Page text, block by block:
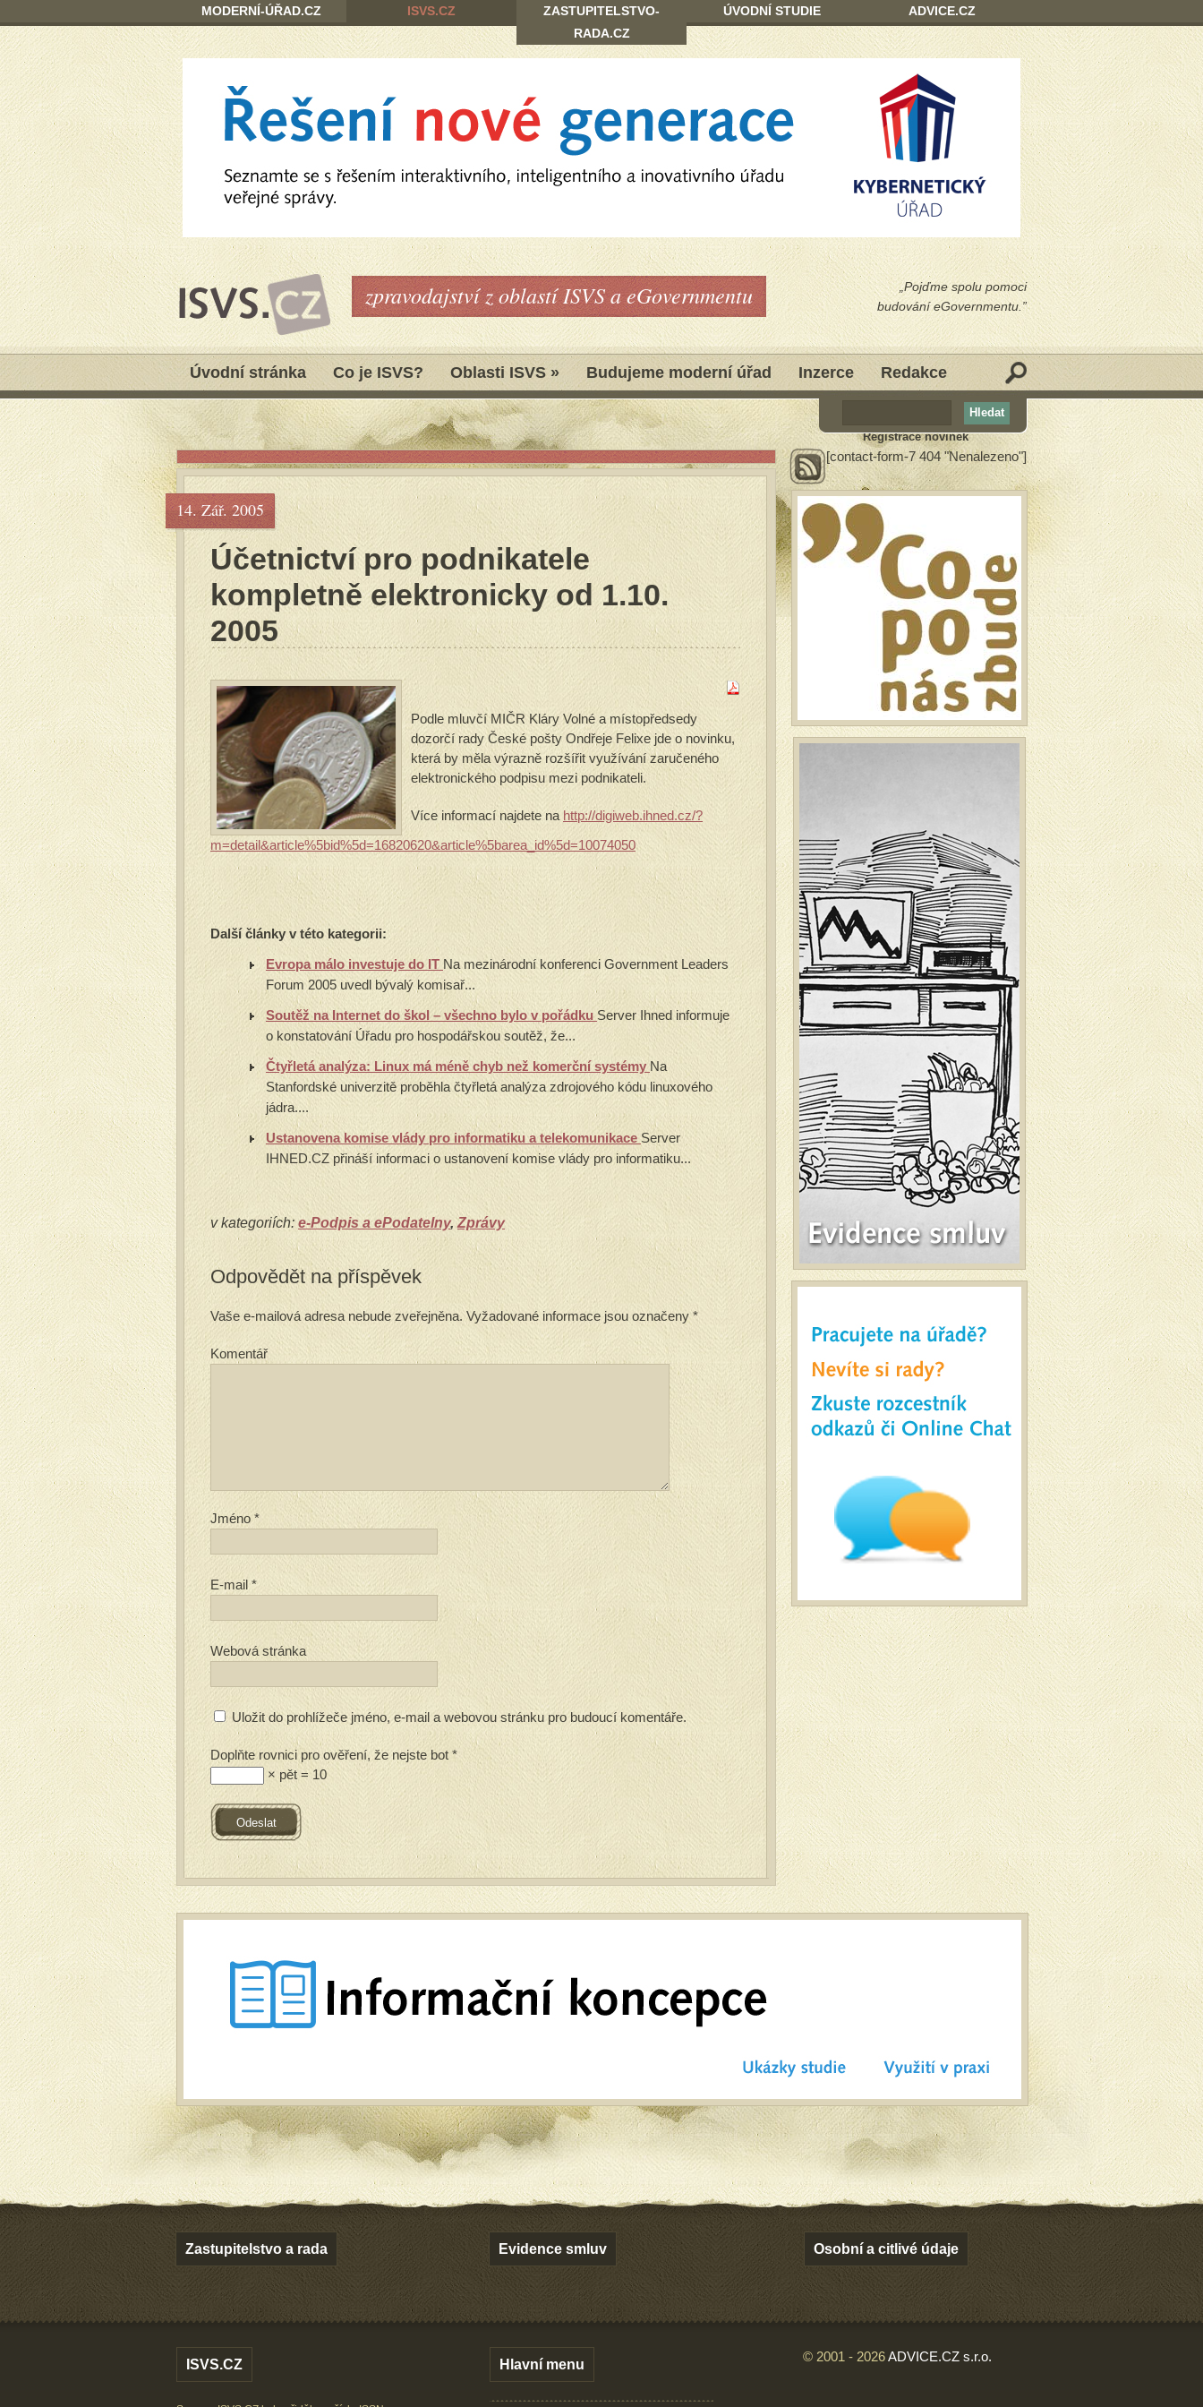
„Pojďme spolu pomoci
budování eGovernmentu.”
zpravodajství z oblastí ISVS a eGovernmentu
Úvodní stránka Co je ISVS? Oblasti ISVS » Budujeme moderní úřad Inzerce Redakce
14. Zář. 2005
Účetnictví pro podnikatele
kompletně elektronicky od 1.10.
2005
Podle mluvčí MIČR Kláry Volné a místopředsedy
dozorčí rady České pošty Ondřeje Felixe jde o novinku,
která by měla výrazně rozšířit využívání zaručeného
elektronického podpisu mezi podnikateli.
Více informací najdete na http://digiweb.ihned.cz/?
m=detail&article%5bid%5d=16820620&article%5barea_id%5d=10074050
Další články v této kategorii:
Evropa málo investuje do IT Na mezinárodní konferenci Government Leaders
Forum 2005 uvedl bývalý komisař...
Soutěž na Internet do škol – všechno bylo v pořádku Server Ihned informuje
o konstatování Úřadu pro hospodářskou soutěž, že...
Čtyřletá analýza: Linux má méně chyb než komerční systémy Na
Stanfordské univerzitě proběhla čtyřletá analýza zdrojového kódu linuxového
jádra....
Ustanovena komise vlády pro informatiku a telekomunikace Server
IHNED.CZ přináší informaci o ustanovení komise vlády pro informatiku...
v kategoriích: e-Podpis a ePodatelny,Zprávy
Odpovědět na příspěvek
Vaše e-mailová adresa nebude zveřejněna. Vyžadované informace jsou označeny*
Komentář
Jméno *
E-mail *
Webová stránka
Uložit do prohlížeče jméno, e-mail a webovou stránku pro budoucí komentáře.
Doplňte rovnici pro ověření, že nejste bot *
× pět = 10
Registrace novinek
[contact-form-7 404 "Nenalezeno"]
Zastupitelstvo a rada Evidence smluv Osobní a citlivé údaje
ISVS.CZ Hlavní menu
© 2001 - 2026ADVICE.CZ s.r.o.
MODERNÍ-ÚŘAD.CZ ISVS.CZ
ZASTUPITELSTVO-
RADA.CZ
ÚVODNÍ STUDIE ADVICE.CZ